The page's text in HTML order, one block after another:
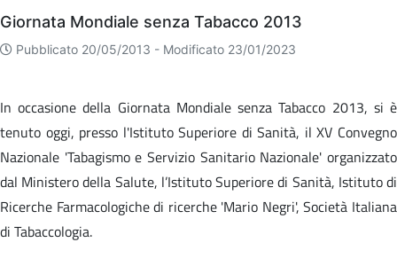
Archivio
Giornata Mondiale senza Tabacco 2013
Pubblicato 20/05/2013 - Modificato 23/01/2023
In occasione della Giornata Mondiale senza Tabacco 2013, si è
tenuto oggi, presso l'Istituto Superiore di Sanità, il XV Convegno
Nazionale 'Tabagismo e Servizio Sanitario Nazionale' organizzato
dal Ministero della Salute, l’Istituto Superiore di Sanità, Istituto di
Ricerche Farmacologiche di ricerche 'Mario Negri', Società Italiana
di Tabaccologia.